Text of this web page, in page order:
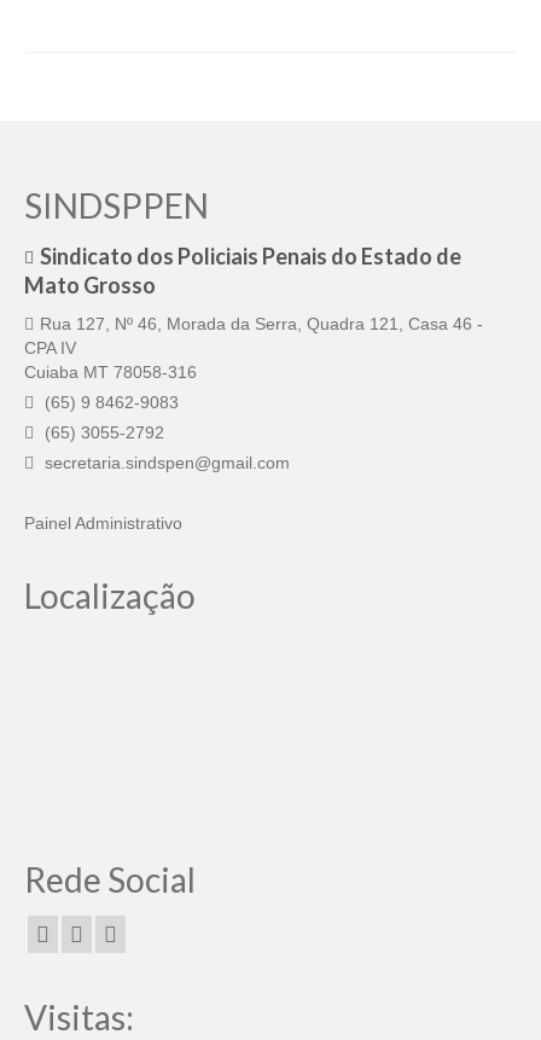
SINDSPPEN
Sindicato dos Policiais Penais do Estado de
Mato Grosso
Rua 127, Nº 46, Morada da Serra, Quadra 121, Casa 46 -
CPA IV
Cuiaba MT 78058-316
(65) 9 8462-9083
(65) 3055-2792
secretaria.sindspen@gmail.com
Painel Administrativo
Localização
Rede Social
Visitas: